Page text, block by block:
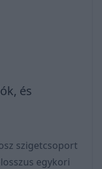
és
szigetcsoport
egykori